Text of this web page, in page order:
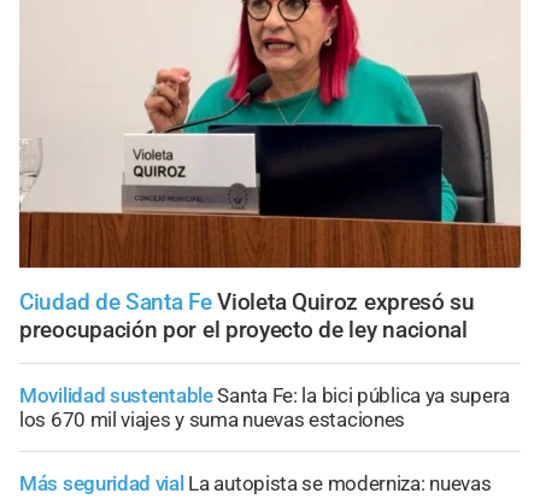
Ciudad de Santa Fe Violeta Quiroz expresó su
preocupación por el proyecto de ley nacional
Movilidad sustentableSanta Fe: la bici pública ya supera
los 670 mil viajes y suma nuevas estaciones
Más seguridad vial La autopista se moderniza: nuevas